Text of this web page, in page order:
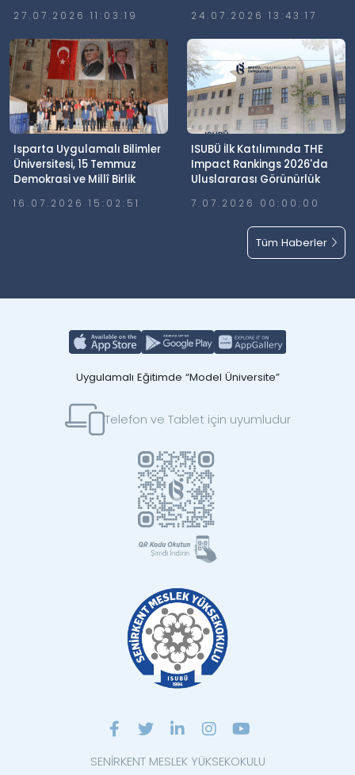
27.07.2026 11:03:19 24.07.2026 13:43:17
Isparta Uygulamalı Bilimler
Üniversitesi, 15 Temmuz
Demokrasi ve Millî Birlik
16.07.2026 15:02:51
ISUBÜ İlk Katılımında THE
Impact Rankings 2026'da
Uluslararası Görünürlük
7.07.2026 00:00:00
Tüm Haberler
Uygulamalı Eğitimde “Model Üniversite”
Telefon ve Tablet için uyumludur
SENİRKENT MESLEK YÜKSEKOKULU